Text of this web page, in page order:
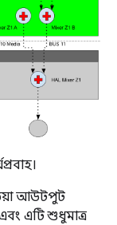
আউটপুট
এটি শুধুমাত্র